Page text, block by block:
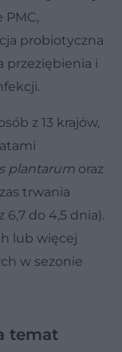
probiotyczna
przeziębienia i
z 13 krajów,
plantarum oraz
trwania
do 4,5 dnia).
lub więcej
w sezonie
temat